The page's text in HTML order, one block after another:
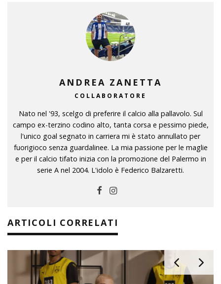
ANDREA ZANETTA
COLLABORATORE
Nato nel '93, scelgo di preferire il calcio alla pallavolo. Sul
campo ex-terzino codino alto, tanta corsa e pessimo piede,
l'unico goal segnato in carriera mi è stato annullato per
fuorigioco senza guardalinee. La mia passione per le maglie
e per il calcio tifato inizia con la promozione del Palermo in
serie A nel 2004. L'idolo è Federico Balzaretti.
ARTICOLI CORRELATI